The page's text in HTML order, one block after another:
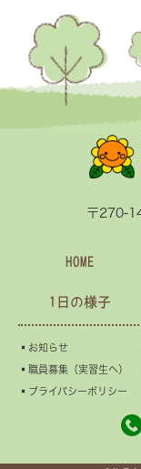
〒270-
HOME
1日の様子
▪︎お知らせ
▪︎職員募集（実習生へ）
▪︎プライバシーポリシー